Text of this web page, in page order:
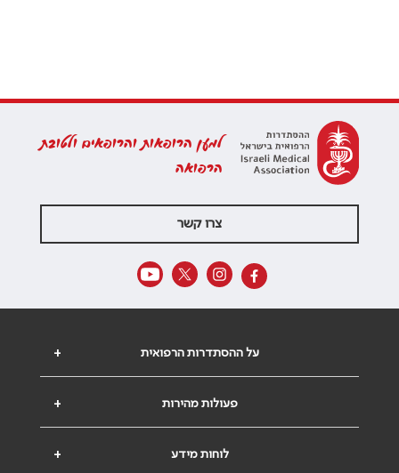
למען הרופאות והרופאים ולטובת
הרפואה
צרו קשר
+ על ההסתדרות הרפואית
+ פעולות מהירות
+ לוחות מידע